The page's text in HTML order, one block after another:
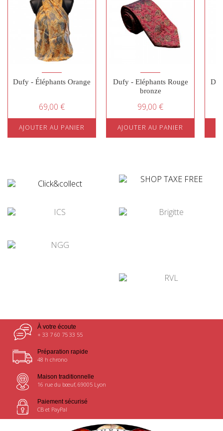
Dufy - Éléphants Orange
69,00 €
AJOUTER AU PANIER
Dufy - Eléphants Rouge
bronze
99,00 €
AJOUTER AU PANIER
À votre écoute
+ 33 7 60 75 33 55
Préparation rapide
48 h chrono
Maison traditionnelle
16 rue du bœuf, 69005 Lyon
Paiement sécurisé
CB et PayPal